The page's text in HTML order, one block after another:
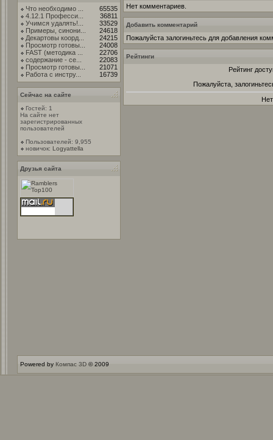
Что необходимо ...
65535
4.12.1 Професси...
36811
Учимся удалять!...
33529
Примеры, синони...
24618
Декартовы коорд...
24215
Просмотр готовы...
24008
FAST (методика ...
22706
содержание - се...
22083
Просмотр готовы...
21071
Работа с инстру...
16739
Сейчас на сайте
Гостей: 1
На сайте нет
зарегистрированных
пользователей
Пользователей: 9,955
новичок: Logyattella
Друзья сайта
Нет комментариев.
Добавить комментарий
Пожалуйста залогиньтесь для добавления
Рейтинги
Рейтинг
Пожалуйста,
Powered by Компас 3D © 2009